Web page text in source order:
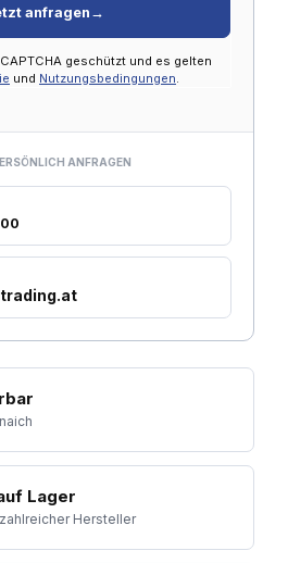
anfragen →
geschützt und es gelten
und Nutzungsbedingungen.
ANFRAGEN
Lager
Hersteller